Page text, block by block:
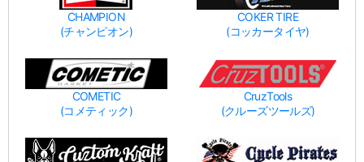
CHAMPION
(チャンピオン)
COKER TIRE
(コッカータイヤ)
COMETIC
(コメティック)
CruzTools
(クルーズツールズ)